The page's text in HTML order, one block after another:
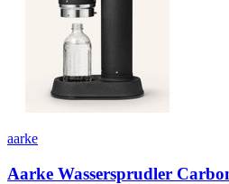
aarke
Aarke Wassersprudler